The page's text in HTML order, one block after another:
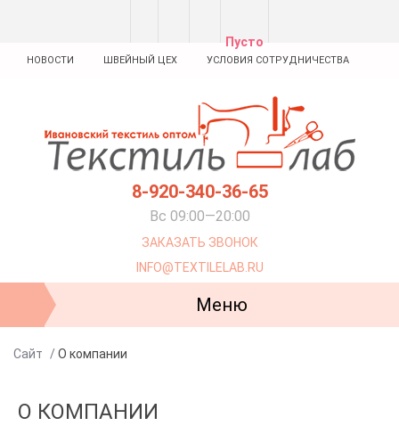
Пусто
НОВОСТИ ШВЕЙНЫЙ ЦЕХ УСЛОВИЯ СОТРУДНИЧЕСТВА
8-920-340-36-65
Вс 09:00—20:00
ЗАКАЗАТЬ ЗВОНОК
INFO@TEXTILELAB.RU
Меню
Сайт /О компании
О КОМПАНИИ